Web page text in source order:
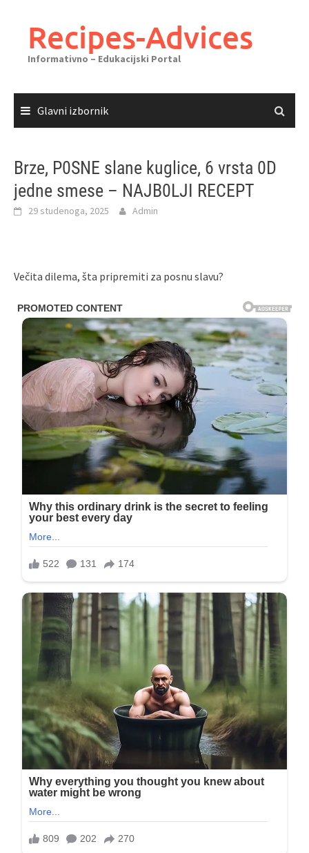
sadržajaRecipes-Advices
Informativno – Edukacijski Portal
Glavni izbornik
Brze, P0SNE slane kuglice, 6 vrsta 0D
jedne smese – NAJB0LJI RECEPT
29 studenoga, 2025 Admin
Večita dilema, šta pripremiti za posnu slavu?